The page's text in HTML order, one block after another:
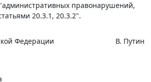
правонарушений,
20.3.1, 20.3.2".
Федерации В. Путин